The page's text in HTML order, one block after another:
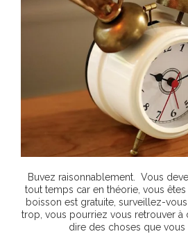
Buvez raisonnablement. Vous
tout temps car en théorie, vous
boisson est gratuite, surveillez-
trop, vous pourriez vous retrouver à
dire des choses que vous